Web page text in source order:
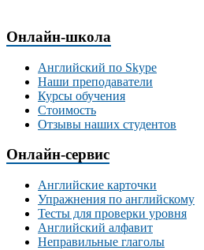
Онлайн-школа
Английский по Skype
Наши преподаватели
Курсы обучения
Стоимость
Отзывы наших студентов
Онлайн-сервис
Английские карточки
Упражнения по английскому
Тесты для проверки уровня
Английский алфавит
Неправильные глаголы